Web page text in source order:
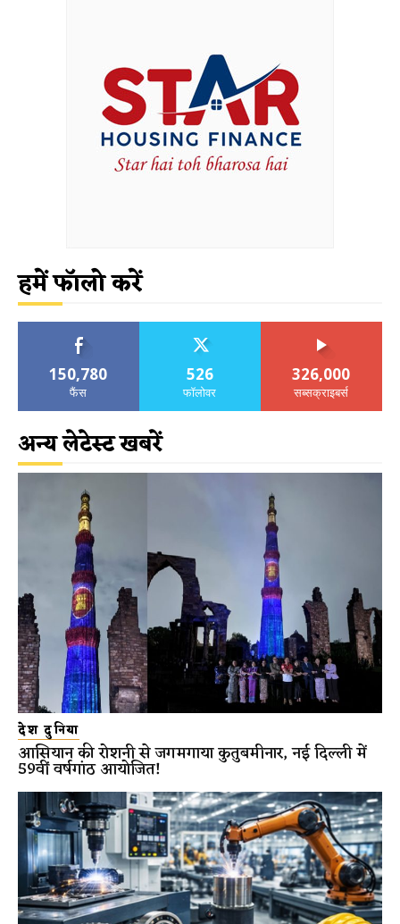
हमें फॉलो करें
150,780
फैंस
526
फॉलोवर
326,000
सब्सक्राइबर्स
अन्य लेटेस्ट खबरें
देश दुनिया
आसियान की रोशनी से जगमगाया कुतुबमीनार, नई दिल्ली में
59वीं वर्षगांठ आयोजित!